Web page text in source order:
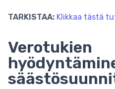
TARKISTAA: Klikkaa tästä
Verotukien